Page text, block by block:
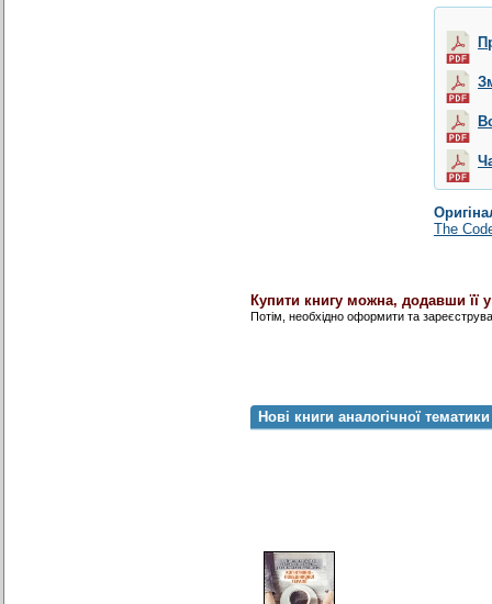
The
Купити книгу можна, додавши
Потім, необхідно оформити та
Нові книги аналогічної тематики